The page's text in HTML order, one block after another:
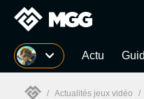
MGG Actu
/ Actualités jeux vidéo /